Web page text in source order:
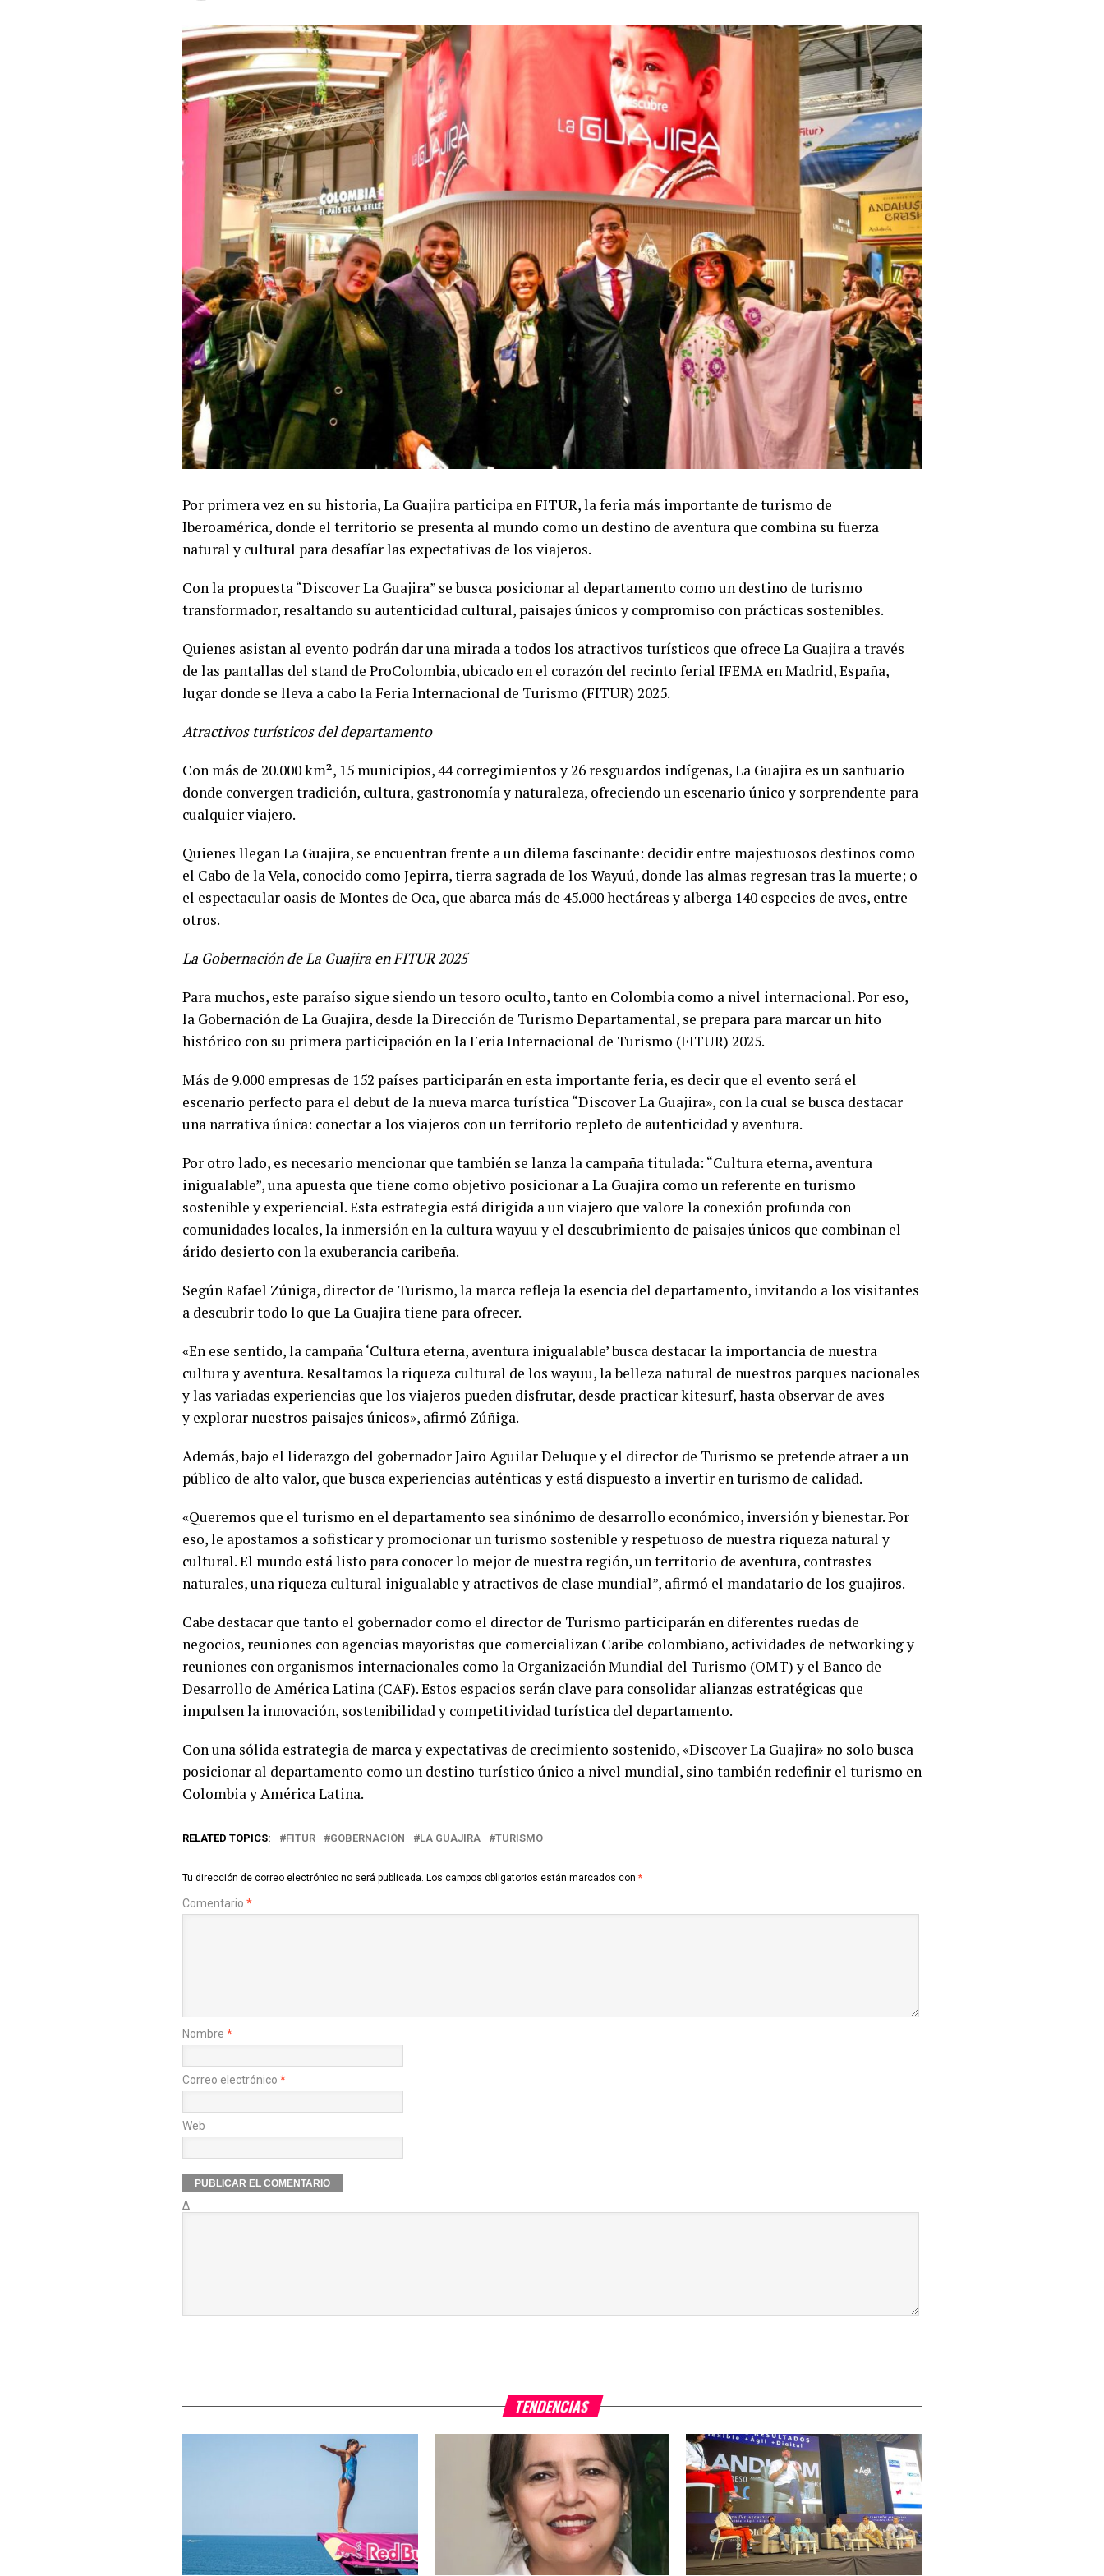
Por primera vez en su historia, La Guajira participa en FITUR, la feria más importante de turismo de
Iberoamérica, donde el territorio se presenta al mundo como un destino de aventura que combina su fuerza
natural y cultural para desafíar las expectativas de los viajeros.
Con la propuesta “Discover La Guajira” se busca posicionar al departamento como un destino de turismo
transformador, resaltando su autenticidad cultural, paisajes únicos y compromiso con prácticas sostenibles.
Quienes asistan al evento podrán dar una mirada a todos los atractivos turísticos que ofrece La Guajira a través
de las pantallas del stand de ProColombia, ubicado en el corazón del recinto ferial IFEMA en Madrid, España,
lugar donde se lleva a cabo la Feria Internacional de Turismo (FITUR) 2025.
Atractivos turísticos del departamento
Con más de 20.000 km², 15 municipios, 44 corregimientos y 26 resguardos indígenas, La Guajira es un santuario
donde convergen tradición, cultura, gastronomía y naturaleza, ofreciendo un escenario único y sorprendente para
cualquier viajero.
Quienes llegan La Guajira, se encuentran frente a un dilema fascinante: decidir entre majestuosos destinos como
el Cabo de la Vela, conocido como Jepirra, tierra sagrada de los Wayuú, donde las almas regresan tras la muerte; o
el espectacular oasis de Montes de Oca, que abarca más de 45.000 hectáreas y alberga 140 especies de aves, entre
otros.
La Gobernación de La Guajira en FITUR 2025
Para muchos, este paraíso sigue siendo un tesoro oculto, tanto en Colombia como a nivel internacional. Por eso,
la Gobernación de La Guajira, desde la Dirección de Turismo Departamental, se prepara para marcar un hito
histórico con su primera participación en la Feria Internacional de Turismo (FITUR) 2025.
Más de 9.000 empresas de 152 países participarán en esta importante feria, es decir que el evento será el
escenario perfecto para el debut de la nueva marca turística “Discover La Guajira», con la cual se busca destacar
una narrativa única: conectar a los viajeros con un territorio repleto de autenticidad y aventura.
Por otro lado, es necesario mencionar que también se lanza la campaña titulada: “Cultura eterna, aventura
inigualable”, una apuesta que tiene como objetivo posicionar a La Guajira como un referente en turismo
sostenible y experiencial. Esta estrategia está dirigida a un viajero que valore la conexión profunda con
comunidades locales, la inmersión en la cultura wayuu y el descubrimiento de paisajes únicos que combinan el
árido desierto con la exuberancia caribeña.
Según Rafael Zúñiga, director de Turismo, la marca refleja la esencia del departamento, invitando a los visitantes
a descubrir todo lo que La Guajira tiene para ofrecer.
«En ese sentido, la campaña ‘Cultura eterna, aventura inigualable’ busca destacar la importancia de nuestra
cultura y aventura. Resaltamos la riqueza cultural de los wayuu, la belleza natural de nuestros parques nacionales
y las variadas experiencias que los viajeros pueden disfrutar, desde practicar kitesurf, hasta observar de aves
y explorar nuestros paisajes únicos», afirmó Zúñiga.
Además, bajo el liderazgo del gobernador Jairo Aguilar Deluque y el director de Turismo se pretende atraer a un
público de alto valor, que busca experiencias auténticas y está dispuesto a invertir en turismo de calidad.
«Queremos que el turismo en el departamento sea sinónimo de desarrollo económico, inversión y bienestar. Por
eso, le apostamos a sofisticar y promocionar un turismo sostenible y respetuoso de nuestra riqueza natural y
cultural. El mundo está listo para conocer lo mejor de nuestra región, un territorio de aventura, contrastes
naturales, una riqueza cultural inigualable y atractivos de clase mundial”, afirmó el mandatario de los guajiros.
Cabe destacar que tanto el gobernador como el director de Turismo participarán en diferentes ruedas de
negocios, reuniones con agencias mayoristas que comercializan Caribe colombiano, actividades de networking y
reuniones con organismos internacionales como la Organización Mundial del Turismo (OMT) y el Banco de
Desarrollo de América Latina (CAF). Estos espacios serán clave para consolidar alianzas estratégicas que
impulsen la innovación, sostenibilidad y competitividad turística del departamento.
Con una sólida estrategia de marca y expectativas de crecimiento sostenido, «Discover La Guajira» no solo busca
posicionar al departamento como un destino turístico único a nivel mundial, sino también redefinir el turismo en
Colombia y América Latina.
RELATED TOPICS: FITUR GOBERNACIÓN LA GUAJIRA TURISMO
Tu dirección de correo electrónico no será publicada. Los campos obligatorios están marcados con *
Comentario *
Nombre *
Correo electrónico *
Web
Δ
TENDENCIAS